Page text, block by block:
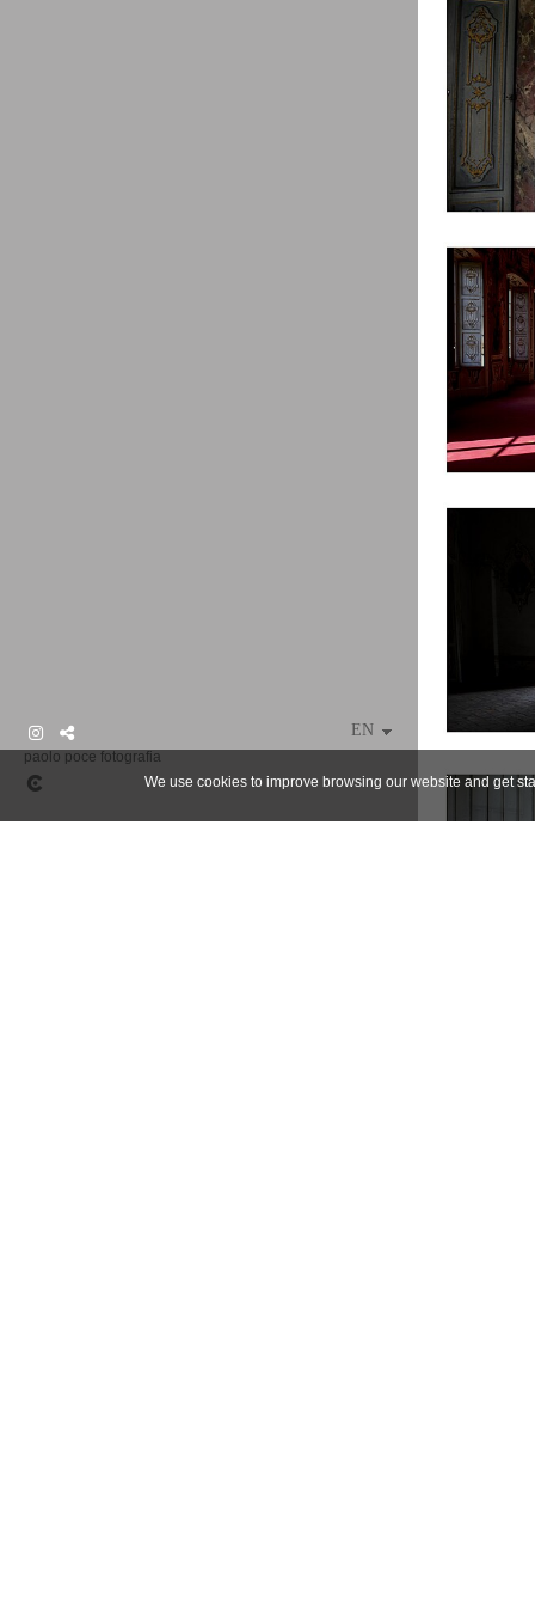
paolo poce fotografia
We use cookies to improve browsing our website and get